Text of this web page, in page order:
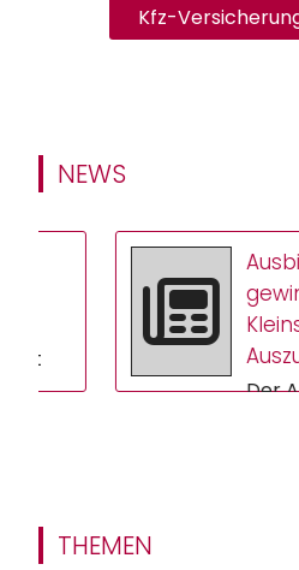
Kfz-
NEWS
Der Anteil
THEMEN